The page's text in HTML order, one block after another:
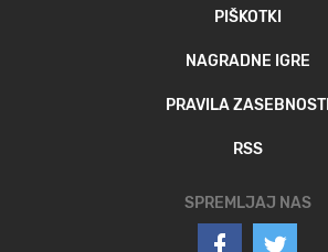
PIŠKOTKI
NAGRADNE IGRE
PRAVILA ZASEBNOSTI
RSS
SPREMLJAJ NAS